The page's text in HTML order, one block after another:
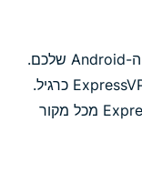
על מכשיר ה-Android שלכם.
לאחר מכן, תוכלו להתקין ולהשתמש ב-ExpressVPN כרגיל.
לא מומלץ להוריד את ה-APK של ExpressVPN מכל מקור